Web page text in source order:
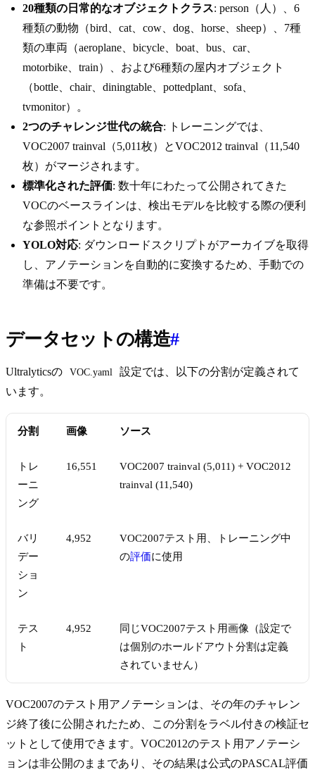
20種類の日常的なオブジェクトクラス: person（人）、6
種類の動物（bird、cat、cow、dog、horse、sheep）、7種
類の車両（aeroplane、bicycle、boat、bus、car、
motorbike、train）、および6種類の屋内オブジェクト
（bottle、chair、diningtable、pottedplant、sofa、
tvmonitor）。
2つのチャレンジ世代の統合: トレーニングでは、
VOC2007 trainval（5,011枚）とVOC2012 trainval（11,540
枚）がマージされます。
標準化された評価: 数十年にわたって公開されてきた
VOCのベースラインは、検出モデルを比較する際の便利
な参照ポイントとなります。
YOLO対応: ダウンロードスクリプトがアーカイブを取得
し、アノテーションを自動的に変換するため、手動での
準備は不要です。
データセットの構造#
Ultralyticsの VOC.yaml
設定では、以下の分割が定義されて
います。
分割 画像 ソース
トレ
ーニ
ング
16,551
VOC2007 trainval (5,011) + VOC2012
trainval (11,540)
バリ
デー
ショ
ン
4,952
VOC2007テスト用、トレーニング中
の評価に使用
テス
ト
4,952
同じVOC2007テスト用画像（設定で
は個別のホールドアウト分割は定義
されていません）
VOC2007のテスト用アノテーションは、その年のチャレン
ジ終了後に公開されたため、この分割をラベル付きの検証セ
ットとして使用できます。VOC2012のテスト用アノテーシ
ョンは非公開のままであり、その結果は公式のPASCAL評価